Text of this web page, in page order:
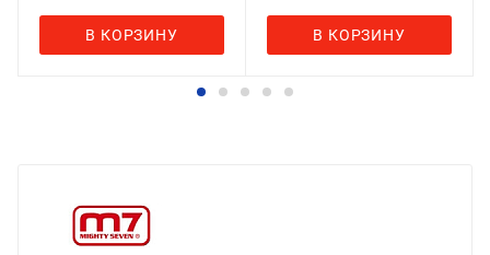
В КОРЗИНУ В КОРЗИНУ